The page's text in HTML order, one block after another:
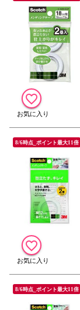
8/6時点_ポイント最大11倍
8/6時点_ポイント最大11倍